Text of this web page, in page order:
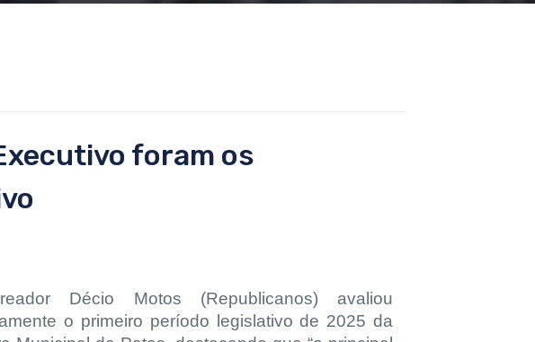
foram os
Décio Motos (Republicanos) avaliou
o primeiro período legislativo de 2025 da